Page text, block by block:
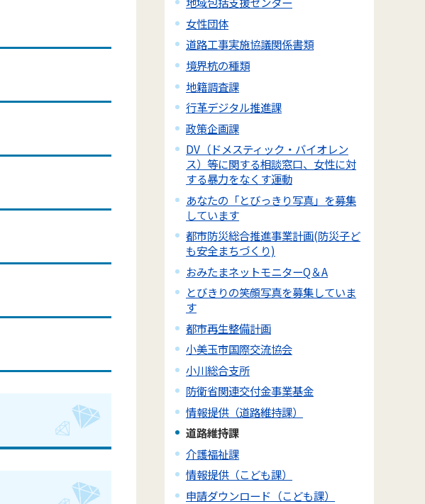
女性団体
道路工事実施協議関係書類
境界杭の種類
地籍調査課
行革デジタル推進課
政策企画課
DV（ドメスティック・バイオレン
ス）等に関する相談窓口、女性に対
する暴力をなくす運動
あなたの「とびっきり写真」を募集
しています
都市防災総合推進事業計画(防災子ど
も安全まちづくり)
おみたまネットモニターQ＆A
とびきりの笑顔写真を募集していま
す
都市再生整備計画
小美玉市国際交流協会
小川総合支所
防衛省関連交付金事業基金
情報提供（道路維持課）
道路維持課
介護福祉課
情報提供（こども課）
申請ダウンロード（こども課）